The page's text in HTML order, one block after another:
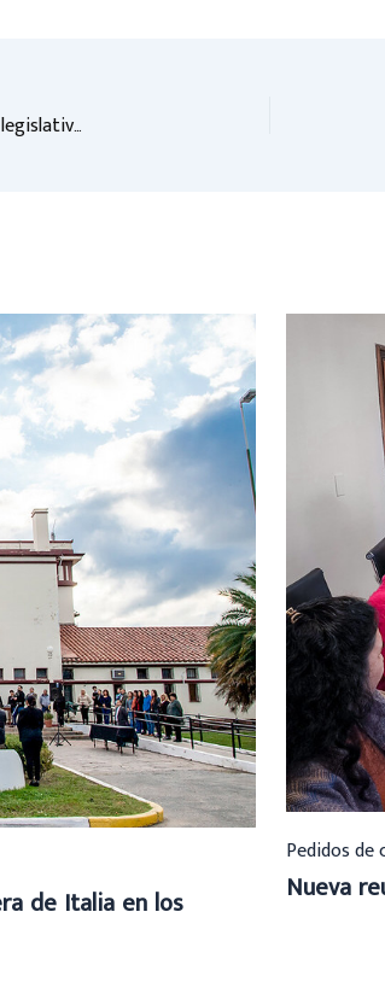
Se realizó hoy una nueva Sesión Ordinaria del presente periodo legislativo del CD
de Italia en los
Pedidos de
Nueva